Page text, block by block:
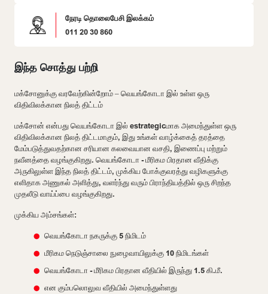
நேரடி தொலைபேசி இலக்கம்
011 20 30 860
இந்த சொத்து பற்றி
மக்சோனுக்கு வரவேற்கின்றோம் – வெயங்கோடா இல் உள்ள ஒரு
விதிவிலக்கான நிலத் திட்டம்
மக்சோன் என்பது வெயங்கோடா இல் estrategicமாக அமைந்துள்ள ஒரு
விதிவிலக்கான நிலத் திட்டமாகும், இது உங்கள் வாழ்க்கைத் தரத்தை
மேம்படுத்துவதற்கான சரியான கலவையான வசதி, இணைப்பு மற்றும்
நவீனத்தை வழங்குகிறது. வெயங்கோடா - மீரிகம பிரதான வீதிக்கு
அருகிலுள்ள இந்த நிலத் திட்டம், முக்கிய போக்குவரத்து வழிகளுக்கு
எளிதாக அணுகல் அளித்து, வளர்ந்து வரும் பிராந்தியத்தில் ஒரு சிறந்த
முதலீடு வாய்ப்பை வழங்குகிறது.
முக்கிய அம்சங்கள்:
வெயங்கோடா நகருக்கு 5 நிமிடம்
மீரிகம நெடுஞ்சாலை நுழைவாயிலுக்கு 10 நிமிடங்கள்
வெயங்கோடா - மீரிகம பிரதான வீதியில் இருந்து 1.5 கி.மீ.
என கும்பலொலுவ வீதியில் அமைந்துள்ளது